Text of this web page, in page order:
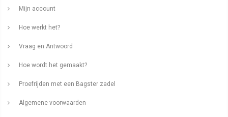
Mijn account
Hoe werkt het?
Vraag en Antwoord
Hoe wordt het gemaakt?
Proefrijden met een Bagster zadel
Algemene voorwaarden